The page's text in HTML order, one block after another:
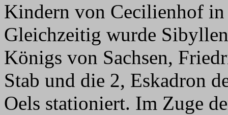
Kindern von Cecilienhof in
Gleichzeitig wurde
Königs von Sachsen,
Stab und die 2, Eskadron
Oels stationiert. Im Zuge